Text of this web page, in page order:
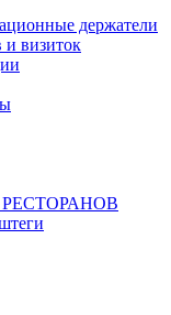
держатели
и визиток